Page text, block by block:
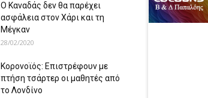
Ο Καναδάς δεν θα παρέχει
ασφάλεια στον Χάρι και τη
Μέγκαν
28/02/2020
Κορονοϊός: Επιστρέφουν με
πτήση τσάρτερ οι μαθητές από
το Λονδίνο